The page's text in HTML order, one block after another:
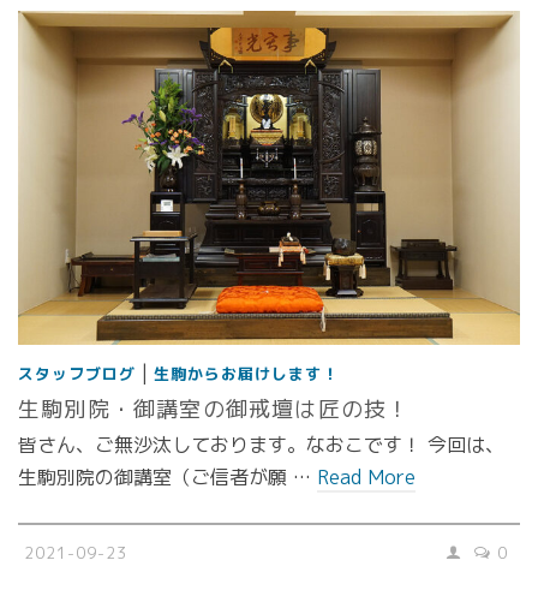
スタッフブログ | 生駒からお届けします！
生駒別院・御講室の御戒壇は匠の技！
皆さん、ご無沙汰しております。なおこです！ 今回は、
生駒別院の御講室（ご信者が願 … Read More
2021-09-23 0